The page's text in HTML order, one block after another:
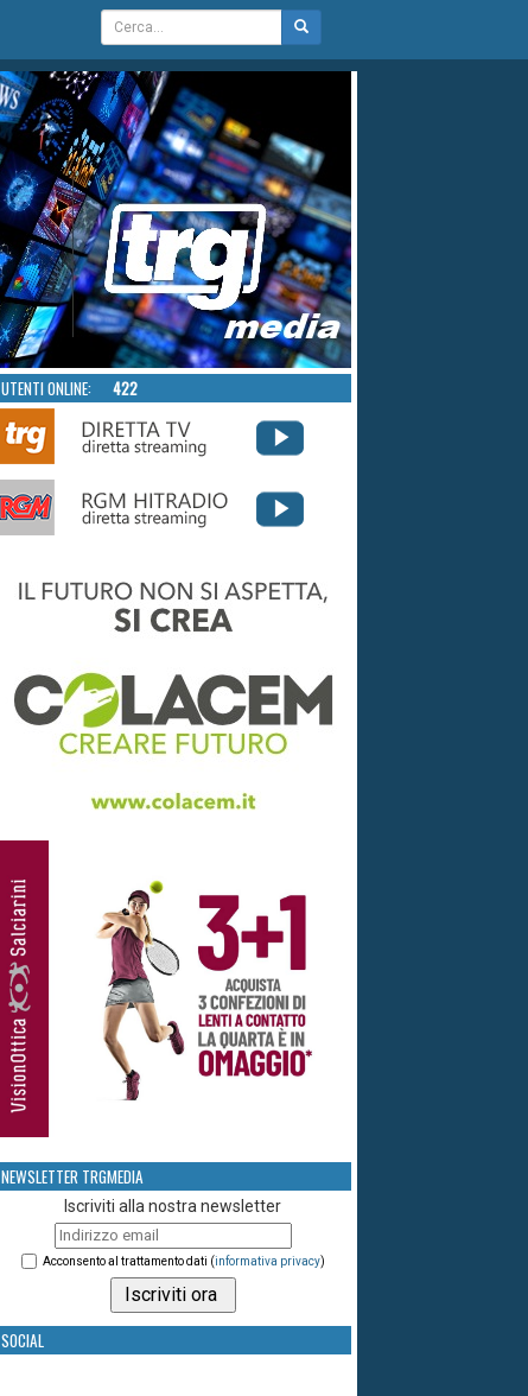
UTENTI ONLINE: 422
NEWSLETTER TRGMEDIA
Iscriviti alla nostra newsletter
Acconsento al trattamento dati (informativa privacy)
SOCIAL